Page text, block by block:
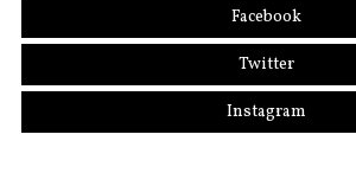
Facebook
Twitter
Instagram